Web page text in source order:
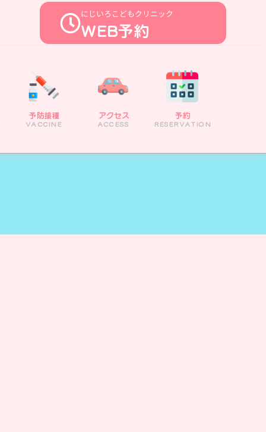
にじいろこどもクリニック
WEB予約
予防接種
VACCINE
アクセス
ACCESS
予約
RESERVATION
小児診療 予防接種 アクセス